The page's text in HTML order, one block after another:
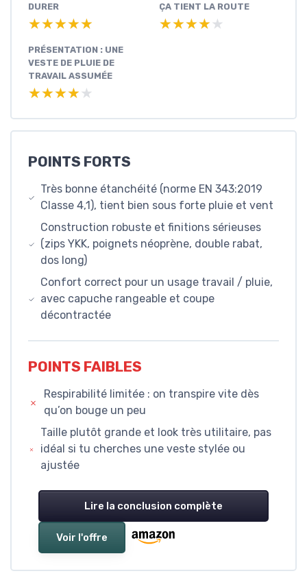
DURER
★★★★★
★★★★★
ÇA TIENT LA ROUTE
★★★★★
★★★★★
PRÉSENTATION : UNE
VESTE DE PLUIE DE
TRAVAIL ASSUMÉE
★★★★★
★★★★★
POINTS FORTS
Très bonne étanchéité (norme EN 343:2019
Classe 4,1), tient bien sous forte pluie et vent
Construction robuste et finitions sérieuses
(zips YKK, poignets néoprène, double rabat,
dos long)
Confort correct pour un usage travail / pluie,
avec capuche rangeable et coupe
décontractée
POINTS FAIBLES
Respirabilité limitée : on transpire vite dès
qu’on bouge un peu
Taille plutôt grande et look très utilitaire, pas
idéal si tu cherches une veste stylée ou
ajustée
Lire la conclusion complète
Voir l'offre